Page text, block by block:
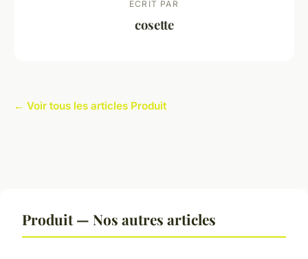
ECRIT PAR
cosette
← Voir tous les articles Produit
Produit — Nos autres articles